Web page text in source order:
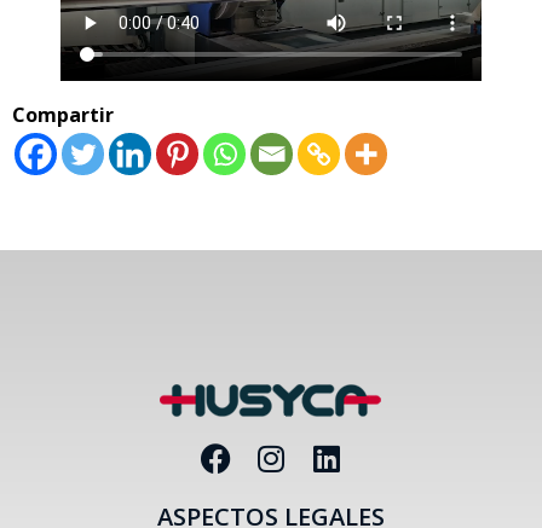
Compartir
ASPECTOS LEGALES